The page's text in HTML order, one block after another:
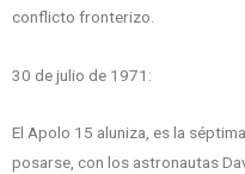
conflicto fronterizo.
30 de julio de 1971:
El Apolo 15 aluniza, es la
posarse, con los astronautas